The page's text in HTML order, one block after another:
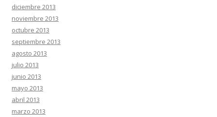
diciembre 2013
noviembre 2013
octubre 2013
septiembre 2013
agosto 2013
julio 2013
junio 2013
mayo 2013
abril 2013
marzo 2013